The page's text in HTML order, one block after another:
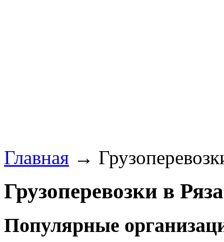
Главная →
Грузоперевозки в
Популярные